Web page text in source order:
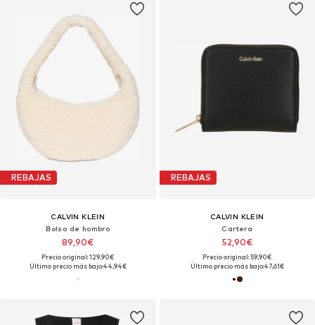
REBAJAS
CALVIN KLEIN
Bolso de hombro
89,90€
Precio original: 129,90€
Último precio más bajo:44,94€
REBAJAS
CALVIN KLEIN
Cartera
52,90€
Precio original: 59,90€
Último precio más bajo:47,61€